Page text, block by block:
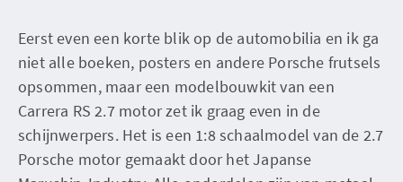
Eerst even een korte blik op de automobilia en ik ga
niet alle boeken, posters en andere Porsche frutsels
opsommen, maar een modelbouwkit van een
Carrera RS 2.7 motor zet ik graag even in de
schijnwerpers. Het is een 1:8 schaalmodel van de 2.7
Porsche motor gemaakt door het Japanse